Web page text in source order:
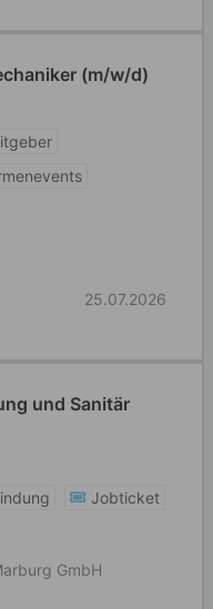
(m/w/d)
25.07.2026
und Sanitär
Jobticket
GmbH